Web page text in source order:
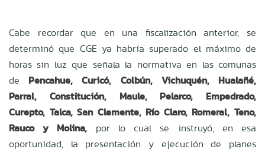
Cabe recordar que en una fiscalización anterior, se
determinó que CGE ya habría superado el máximo de
horas sin luz que señala la normativa en las comunas
de Pencahue, Curicó, Colbún, Vichuquén, Hualañé,
Parral, Constitución, Maule, Pelarco, Empedrado,
Curepto, Talca, San Clemente, Río Claro, Romeral, Teno,
Rauco y Molina, por lo cual se instruyó, en esa
oportunidad, la presentación y ejecución de planes